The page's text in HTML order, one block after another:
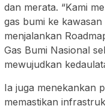
dan merata. “Kami
gas bumi ke
menjalankan
Gas Bumi Nasional
mewujudkan
Ia juga menekankan
memastikan